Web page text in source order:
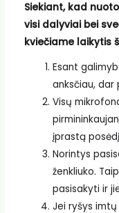
Siekiant, kad
visi dalyviai bei
kviečiame laikytis
Esant
anksčiau, dar
Visų
įprastą
Norintys
ženkliuko.
pasisakyti ir
Jei ryšys